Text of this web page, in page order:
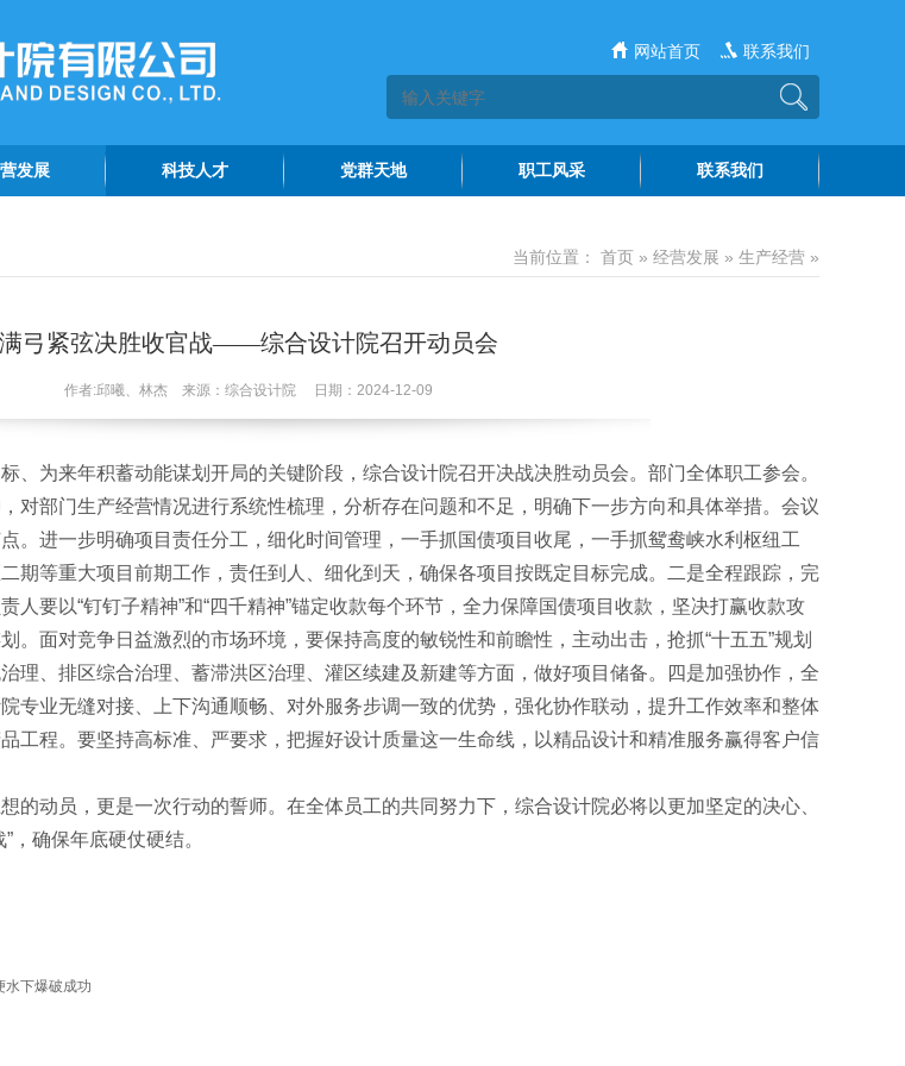
网站首页 联系我们
发展 科技人才 党群天地 职工风采 联系我们
水苑讲坛
当前位置： 首页 » 经营发展 » 生产经营 »
满弓紧弦决胜收官战——综合设计院召开动员会
作者:邱曦、林杰 来源：综合设计院 日期：2024-12-09
、为来年积蓄动能谋划开局的关键阶段，综合设计院召开决战决胜动员会。部门全体职工参会。
对部门生产经营情况进行系统性梳理，分析存在问题和不足，明确下一步方向和具体举措。会议
。进一步明确项目责任分工，细化时间管理，一手抓国债项目收尾，一手抓鸳鸯峡水利枢纽工
期等重大项目前期工作，责任到人、细化到天，确保各项目按既定目标完成。二是全程跟踪，完
人要以“钉钉子精神”和“四千精神”锚定收款每个环节，全力保障国债项目收款，坚决打赢收款攻
。面对竞争日益激烈的市场环境，要保持高度的敏锐性和前瞻性，主动出击，抢抓“十五五”规划
理、排区综合治理、蓄滞洪区治理、灌区续建及新建等方面，做好项目储备。四是加强协作，全
专业无缝对接、上下沟通顺畅、对外服务步调一致的优势，强化协作联动，提升工作效率和整体
工程。要坚持高标准、严要求，把握好设计质量这一生命线，以精品设计和精准服务赢得客户信
的动员，更是一次行动的誓师。在全体员工的共同努力下，综合设计院必将以更加坚定的决心、
，确保年底硬仗硬结。
水下爆破成功